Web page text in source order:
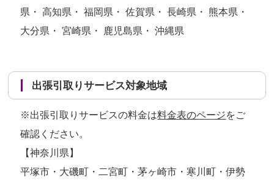
県・ 高知県・ 福岡県・ 佐賀県・ 長崎県・ 熊本県・
大分県・ 宮崎県・ 鹿児島県・ 沖縄県
出張引取りサービス対象地域
※出張引取りサービスの料金は料金表のページをご
確認ください。
【神奈川県】
平塚市・大磯町・二宮町・茅ヶ崎市・寒川町・伊勢